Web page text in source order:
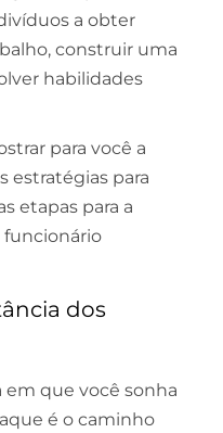
a obter
construir uma
habilidades
para você a
estratégias para
etapas para a
funcionário
dos
em que você sonha
é o caminho